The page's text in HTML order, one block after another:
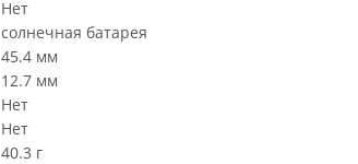
Нет
солнечная батарея
45.4 мм
12.7 мм
Нет
Нет
40.3 г